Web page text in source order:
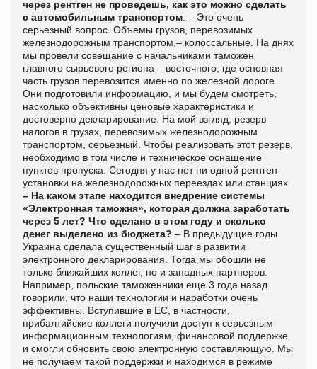
через рентген не проведешь, как это можно сделать
с автомобильным транспортом . – Это очень
серьезный вопрос. Объемы грузов, перевозимых
железнодорожным транспортом,– колоссальные. На днях
мы провели совещание с начальниками таможен
главного сырьевого региона – восточного, где основная
часть грузов перевозится именно по железной дороге.
Они подготовили информацию, и мы будем смотреть,
насколько объективны ценовые характеристики и
достоверно декларирование. На мой взгляд, резерв
налогов в грузах, перевозимых железнодорожным
транспортом, серьезный. Чтобы реализовать этот резерв,
необходимо в том числе и техническое оснащение
пунктов пропуска. Сегодня у нас нет ни одной рентген-
установки на железнодорожных переездах или станциях.
– На каком этапе находится внедрение системы
«Электронная таможня», которая должна заработать
через 5 лет? Что сделано в этом году и сколько
денег выделено из бюджета? – В предыдущие годы
Украина сделала существенный шаг в развитии
электронного декларирования. Тогда мы обошли не
только ближайших коллег, но и западных партнеров.
Например, польские таможенники еще 3 года назад
говорили, что наши технологии и наработки очень
эффективны. Вступившие в ЕС, в частности,
прибалтийские коллеги получили доступ к серьезным
информационным технологиям, финансовой поддержке
и смогли обновить свою электронную составляющую. Мы
не получаем такой поддержки и находимся в режиме